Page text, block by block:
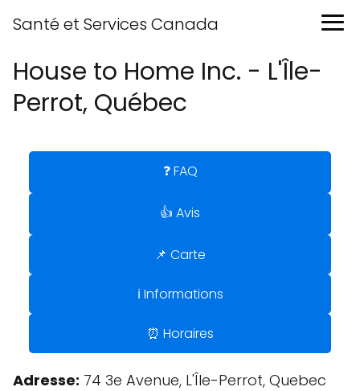
Santé et Services Canada
House to Home Inc. - L'Île-
Perrot, Québec
❓ FAQ
👍 Avis
📌 Carte
ℹ️ Informations
⏰ Horaires
Adresse: 74 3e Avenue, L'Île-Perrot, Quebec